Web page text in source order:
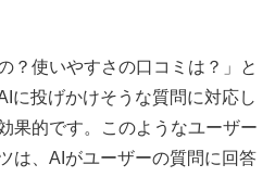
？使いやすさの口コミは？」と
に投げかけそうな質問に対応し
果的です。このようなユーザー
は、AIがユーザーの質問に回答